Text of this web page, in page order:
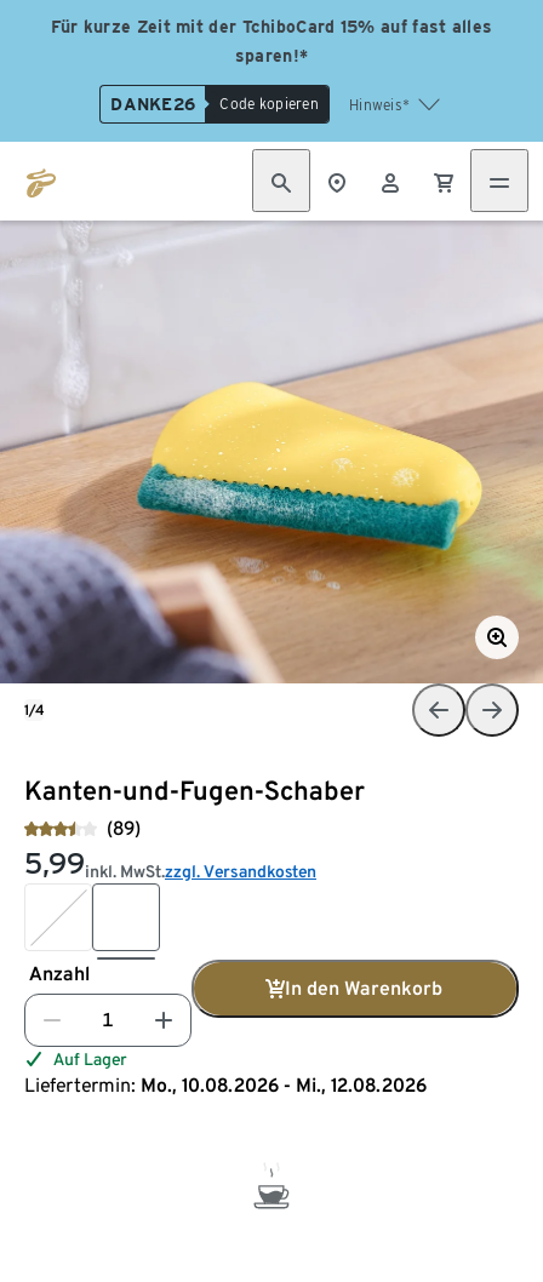
Für kurze Zeit mit der TchiboCard 15% auf fast alles
sparen!*
DANKE26 Code kopieren Hinweis*
Kanten-und-Fugen-Schaber
(89)
5,99inkl. MwSt.zzgl. Versandkosten
Anzahl
In den Warenkorb
Auf Lager
Liefertermin: Mo., 10.08.2026 - Mi., 12.08.2026
1/4